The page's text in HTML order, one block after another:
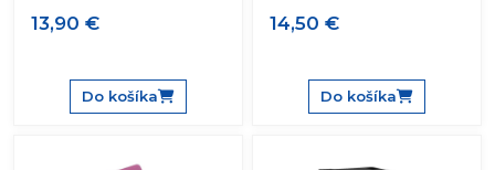
13,90 €
Do košíka
14,50 €
Do košíka